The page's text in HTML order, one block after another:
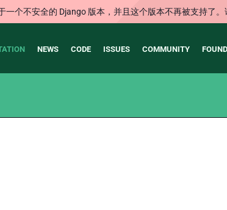
一个不安全的 Django 版本，并且这个版本不再被支持了。
NEWS CODE ISSUES COMMUNITY